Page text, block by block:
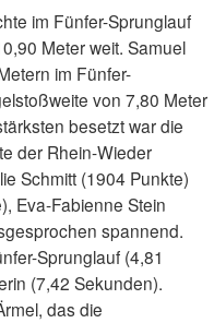
im Fünfer-Sprunglauf
Meter weit. Samuel
im Fünfer-
von 7,80 Meter
besetzt war die
der Rhein-Wieder
Schmitt (1904 Punkte)
Eva-Fabienne Stein
spannend.
Sprunglauf (4,81
(7,42 Sekunden).
das die